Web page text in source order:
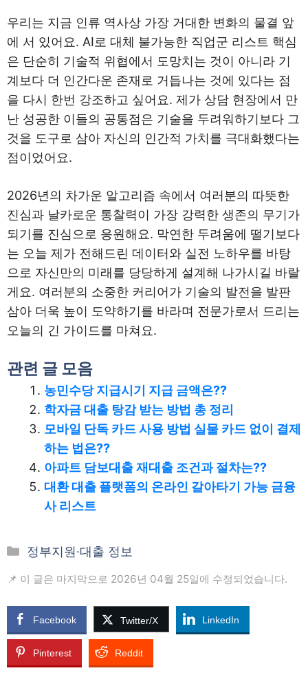
우리는 지금 인류 역사상 가장 거대한 변화의 물결 앞
에 서 있어요. AI로 대체 불가능한 직업군 리스트 핵심
은 단순히 기술적 위협에서 도망치는 것이 아니라 기
계보다 더 인간다운 존재로 거듭나는 것에 있다는 점
을 다시 한번 강조하고 싶어요. 제가 상담 현장에서 만
난 성공한 이들의 공통점은 기술을 두려워하기보다 그
것을 도구로 삼아 자신의 인간적 가치를 극대화했다는
점이었어요.
2026년의 차가운 알고리즘 속에서 여러분의 따뜻한
진심과 날카로운 통찰력이 가장 강력한 생존의 무기가
되기를 진심으로 응원해요. 막연한 두려움에 떨기보다
는 오늘 제가 전해드린 데이터와 실전 노하우를 바탕
으로 자신만의 미래를 당당하게 설계해 나가시길 바랄
게요. 여러분의 소중한 커리어가 기술의 발전을 발판
삼아 더욱 높이 도약하기를 바라며 전문가로서 드리는
오늘의 긴 가이드를 마쳐요.
관련 글 모음
농민수당 지급시기 지급 금액은??
학자금 대출 탕감 받는 방법 총 정리
모바일 단독 카드 사용 방법 실물 카드 없이 결제
하는 법은??
아파트 담보대출 재대출 조건과 절차는??
대환 대출 플랫폼의 온라인 갈아타기 가능 금융
사 리스트
카
고
리
정부지원·대출 정보
📌 이 글은 마지막으로 2026년 04월 25일에 수정되었습니다.
Facebook Twitter/X LinkedIn
Pinterest Reddit